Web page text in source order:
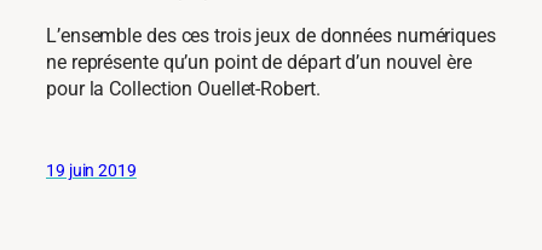
L’ensemble des ces trois jeux de données numériques
ne représente qu’un point de départ d’un nouvel ère
pour la Collection Ouellet-Robert.
19 juin 2019